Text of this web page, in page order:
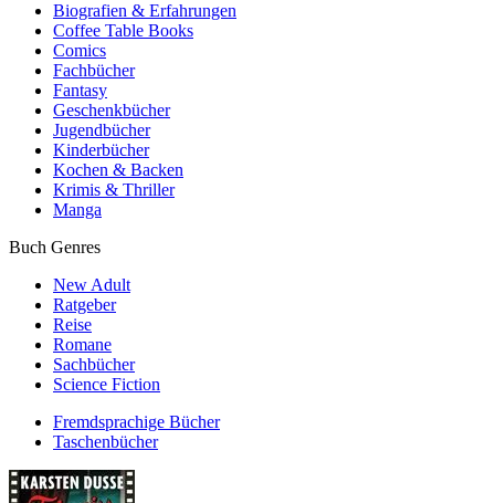
Biografien & Erfahrungen
Coffee Table Books
Comics
Fachbücher
Fantasy
Geschenkbücher
Jugendbücher
Kinderbücher
Kochen & Backen
Krimis & Thriller
Manga
Buch Genres
New Adult
Ratgeber
Reise
Romane
Sachbücher
Science Fiction
Fremdsprachige Bücher
Taschenbücher